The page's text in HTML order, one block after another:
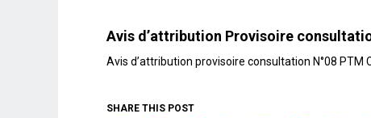
Avis d’attribution Provisoire
Avis d’attribution provisoire consultation N°08 PTM
SHARE THIS POST